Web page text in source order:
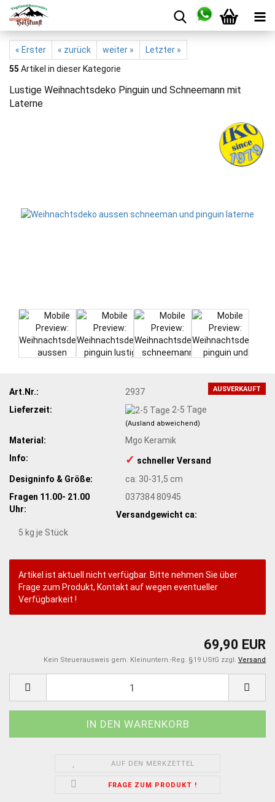
« Erster « zurück weiter »
Letzter »
55 Artikel in dieser Kategorie
Lustige Weihnachtsdeko Pinguin und Schneemann mit
Laterne
AUSVERKAUFT
Art.Nr.:
2937
Lieferzeit:
2-5 Tage
(Ausland abweichend)
Material:
Mgo Keramik
Info:
✓ ​schneller Versand
Designinfo & Größe:
ca: 30-31,5 cm
Fragen 11.00- 21.00
Uhr:
037384 80945
Versandgewicht ca:
5 kg je Stück
Artikel ist aktuell nicht verfügbar. Bitte nehmen Sie über
Frage zum Produkt, Kontakt auf wegen eventueller
Verfügbarkeit !
69,90 EUR
Kein Steuerausweis gem. Kleinuntern.-Reg. §19 UStG zzgl. Versand
AUF DEN MERKZETTEL
FRAGE ZUM PRODUKT !